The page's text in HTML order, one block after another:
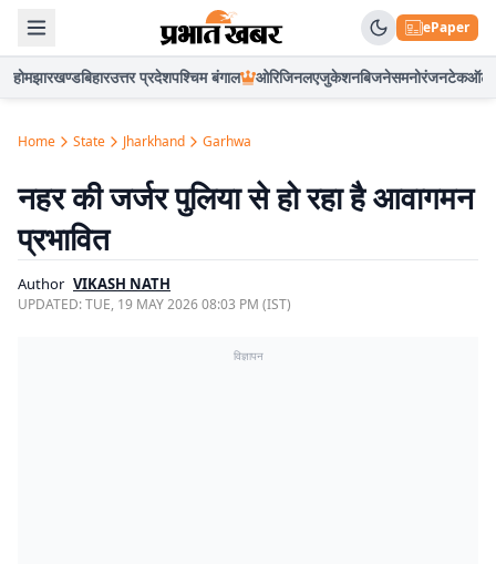
ePaper
होमझारखण्डबिहारउत्तर प्रदेशपश्चिम बंगाल ओरिजिनलएजुकेशनबिजनेसमनोरंजनटेकऑटो
Home State Jharkhand Garhwa
नहर की जर्जर पुलिया से हो रहा है आवागमन
प्रभावित
Author VIKASH NATH
UPDATED:TUE, 19 MAY 2026 08:03 PM (IST)
विज्ञापन